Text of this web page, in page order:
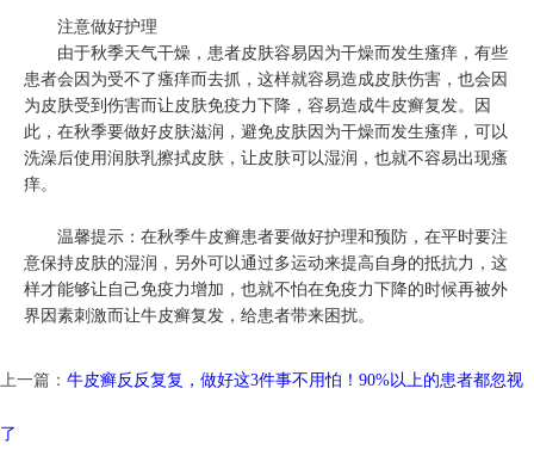
注意做好护理
由于秋季天气干燥，患者皮肤容易因为干燥而发生瘙痒，有些
患者会因为受不了瘙痒而去抓，这样就容易造成皮肤伤害，也会因
为皮肤受到伤害而让皮肤免疫力下降，容易造成牛皮癣复发。因
此，在秋季要做好皮肤滋润，避免皮肤因为干燥而发生瘙痒，可以
洗澡后使用润肤乳擦拭皮肤，让皮肤可以湿润，也就不容易出现瘙
痒。
温馨提示：在秋季牛皮癣患者要做好护理和预防，在平时要注
意保持皮肤的湿润，另外可以通过多运动来提高自身的抵抗力，这
样才能够让自己免疫力增加，也就不怕在免疫力下降的时候再被外
界因素刺激而让牛皮癣复发，给患者带来困扰。
上一篇： 牛皮癣反反复复，做好这3件事不用怕！90%以上的患者都忽视
了